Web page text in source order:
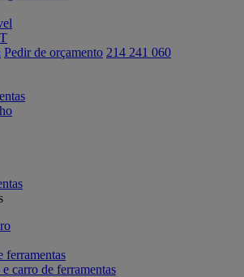
Pedir de orçamento 214 241 060
ferramentas
carro de ferramentas